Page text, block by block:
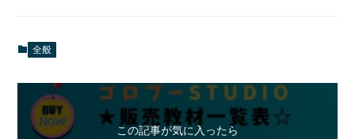
全般
この記事が気に入ったら